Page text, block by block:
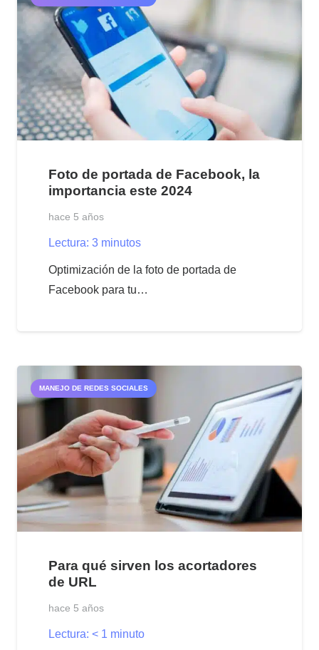
Foto de portada de Facebook, la
importancia este 2024
hace 5 años
Lectura: 3 minutos
Optimización de la foto de portada de
Facebook para tu…
MANEJO DE REDES SOCIALES
Para qué sirven los acortadores
de URL
hace 5 años
Lectura: < 1 minuto